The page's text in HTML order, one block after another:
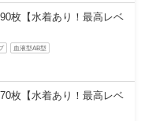
枚【水着あり！最高レベ
血液型AB型
枚【水着あり！最高レベ